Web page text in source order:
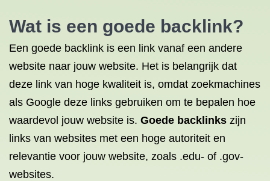
Wat is een goede backlink?
Een goede backlink is een link vanaf een andere
website naar jouw website. Het is belangrijk dat
deze link van hoge kwaliteit is, omdat zoekmachines
als Google deze links gebruiken om te bepalen hoe
waardevol jouw website is. Goede backlinks zijn
links van websites met een hoge autoriteit en
relevantie voor jouw website, zoals .edu- of .gov-
websites.